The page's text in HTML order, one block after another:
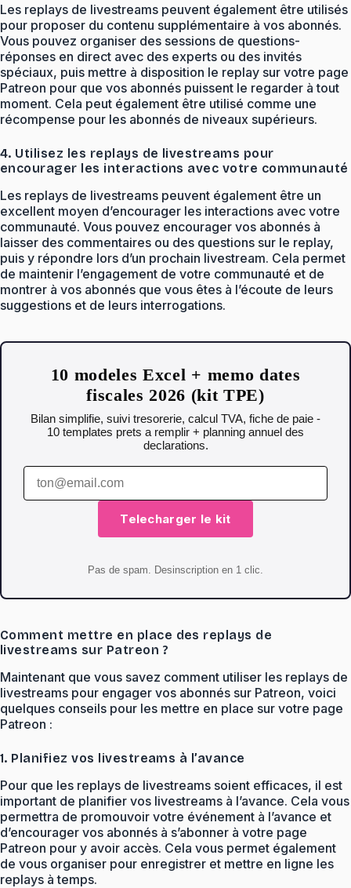
Les replays de livestreams peuvent également être utilisés
pour proposer du contenu supplémentaire à vos abonnés.
Vous pouvez organiser des sessions de questions-
réponses en direct avec des experts ou des invités
spéciaux, puis mettre à disposition le replay sur votre page
Patreon pour que vos abonnés puissent le regarder à tout
moment. Cela peut également être utilisé comme une
récompense pour les abonnés de niveaux supérieurs.
4. Utilisez les replays de livestreams pour
encourager les interactions avec votre communauté
Les replays de livestreams peuvent également être un
excellent moyen d’encourager les interactions avec votre
communauté. Vous pouvez encourager vos abonnés à
laisser des commentaires ou des questions sur le replay,
puis y répondre lors d’un prochain livestream. Cela permet
de maintenir l’engagement de votre communauté et de
montrer à vos abonnés que vous êtes à l’écoute de leurs
suggestions et de leurs interrogations.
10 modeles Excel + memo dates
fiscales 2026 (kit TPE)
Bilan simplifie, suivi tresorerie, calcul TVA, fiche de paie -
10 templates prets a remplir + planning annuel des
declarations.
Telecharger le kit
Pas de spam. Desinscription en 1 clic.
Comment mettre en place des replays de
livestreams sur Patreon ?
Maintenant que vous savez comment utiliser les replays de
livestreams pour engager vos abonnés sur Patreon, voici
quelques conseils pour les mettre en place sur votre page
Patreon :
1. Planifiez vos livestreams à l’avance
Pour que les replays de livestreams soient efficaces, il est
important de planifier vos livestreams à l’avance. Cela vous
permettra de promouvoir votre événement à l’avance et
d’encourager vos abonnés à s’abonner à votre page
Patreon pour y avoir accès. Cela vous permet également
de vous organiser pour enregistrer et mettre en ligne les
replays à temps.